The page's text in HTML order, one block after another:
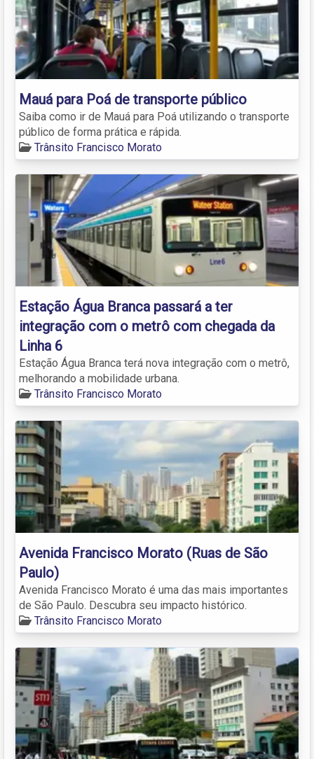
Mauá para Poá de transporte público
Saiba como ir de Mauá para Poá utilizando o transporte
público de forma prática e rápida.
Trânsito Francisco Morato
Estação Água Branca passará a ter
integração com o metrô com chegada da
Linha 6
Estação Água Branca terá nova integração com o metrô,
melhorando a mobilidade urbana.
Trânsito Francisco Morato
Avenida Francisco Morato (Ruas de São
Paulo)
Avenida Francisco Morato é uma das mais importantes
de São Paulo. Descubra seu impacto histórico.
Trânsito Francisco Morato